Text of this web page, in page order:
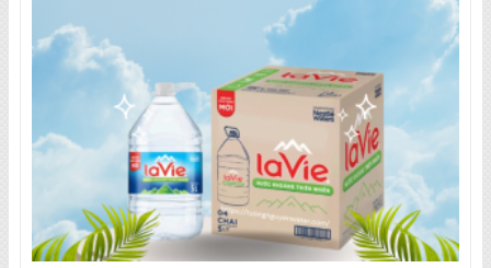
Liên hệ đặt nước:0933 494 804 (zalo/call)